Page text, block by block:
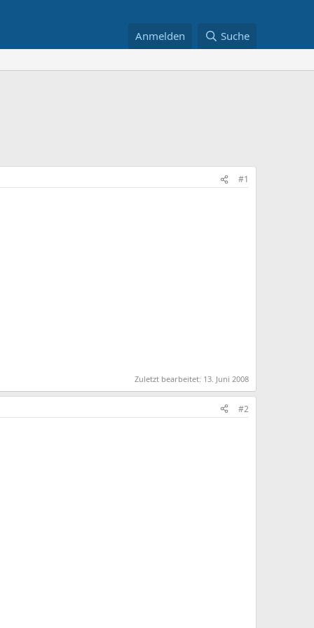
Anmelden Suche
#1
Zuletzt bearbeitet: 13. Juni 2008
#2